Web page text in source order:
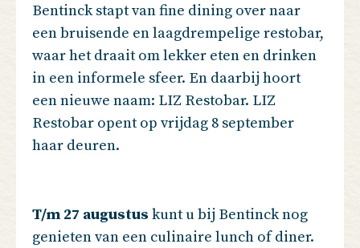
Bentinck stapt van fine dining over naar
een bruisende en laagdrempelige restobar,
waar het draait om lekker eten en drinken
in een informele sfeer. En daarbij hoort
een nieuwe naam: LIZ Restobar. LIZ
Restobar opent op vrijdag 8 september
haar deuren.
T/m 27 augustus kunt u bij Bentinck nog
genieten van een culinaire lunch of diner.